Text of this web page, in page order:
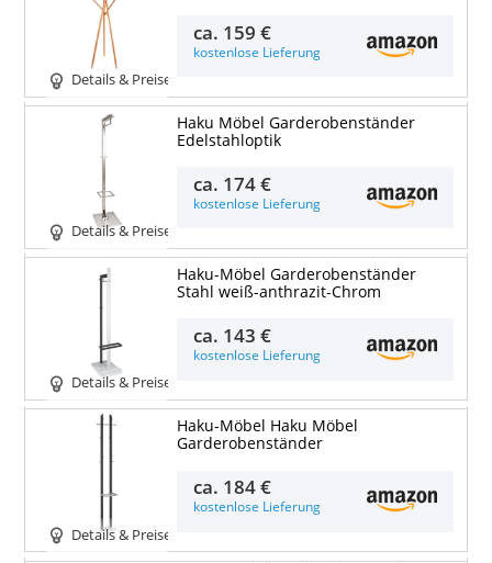
Details & Preise
ca. 159 €
kostenlose Lieferung
Details & Preise
Haku Möbel Garderobenständer
Edelstahloptik
ca. 174 €
kostenlose Lieferung
Details & Preise
Haku-Möbel Garderobenständer
Stahl weiß-anthrazit-Chrom
ca. 143 €
kostenlose Lieferung
Details & Preise
Haku-Möbel Haku Möbel
Garderobenständer
ca. 184 €
kostenlose Lieferung